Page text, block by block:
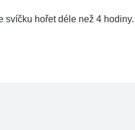
svíčku hořet déle než 4 hodiny.